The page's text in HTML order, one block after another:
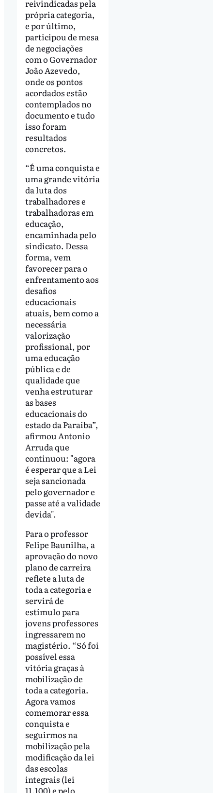
reivindicadas pela
própria categoria,
e por último,
participou de mesa
de negociações
com o Governador
João Azevedo,
onde os pontos
acordados estão
contemplados no
documento e tudo
isso foram
resultados
concretos.
“É uma conquista e
uma grande vitória
da luta dos
trabalhadores e
trabalhadoras em
educação,
encaminhada pelo
sindicato. Dessa
forma, vem
favorecer para o
enfrentamento aos
desafios
educacionais
atuais, bem como a
necessária
valorização
profissional, por
uma educação
pública e de
qualidade que
venha estruturar
as bases
educacionais do
estado da Paraíba”,
afirmou Antonio
Arruda que
continuou: "agora
é esperar que a Lei
seja sancionada
pelo governador e
passe até a validade
devida".
Para o professor
Felipe Baunilha, a
aprovação do novo
plano de carreira
reflete a luta de
toda a categoria e
servirá de
estímulo para
jovens professores
ingressarem no
magistério. “Só foi
possível essa
vitória graças à
mobilização de
toda a categoria.
Agora vamos
comemorar essa
conquista e
seguirmos na
mobilização pela
modificação da lei
das escolas
integrais (lei
11.100) e pelo